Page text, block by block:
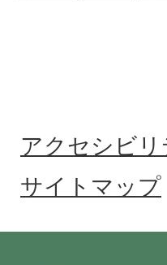
アクセシビリ
サイトマップ